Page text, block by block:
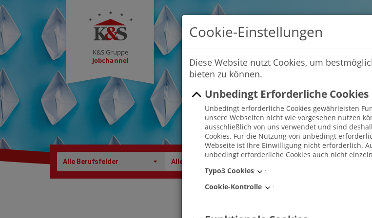
K&S Gruppe
Jobchannel
Alle Berufsfelder Alle Berufe
Cookie-Einstellungen
Diese Website nutzt Cookies, um
bieten zu können.
Unbedingt Erforderliche Cookies
Unbedingt erforderliche Cookies gewährleisten
unsere Webseiten nicht wie vorgesehen nutzen
ausschließlich von uns verwendet und sind
Cookies. Für die Nutzung von unbedingt
Webseite ist Ihre Einwilligung nicht erforderlich.
unbedingt erforderliche Cookies auch nicht
Typo3 Cookies
Cookie-Kontrolle